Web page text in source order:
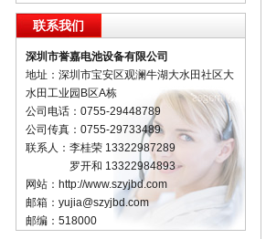
联系我们
深圳市誉嘉电池设备有限公司
地址：深圳市宝安区观澜牛湖大水田社区大
水田工业园B区A栋
公司电话：0755-29448789
公司传真：0755-29733489
联系人：李桂荣 13322987289
罗开和 13322984893
网站：http://www.szyjbd.com
邮箱：yujia@szyjbd.com
邮编：518000